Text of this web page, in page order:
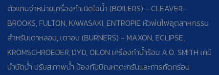
ตัวแทนจำหน่ายเครื่องกำเนิดไอน้ำ (BOILERS) - CLEAVER-
BROOKS, FULTON, KAWASAKI, ENTROPIE หัวพ่นไฟอุตสาหกรรม
สำหรับเตาหลอม, เตาอบ (BURNERS) - MAXON, ECLIPSE,
KROMSCHROEDER, DYD, OILON เครื่องทำน้ำร้อน A.O. SMITH เคมี
บำบัดน้ำ ปรับสภาพน้ำ ป้องกันปัญหาตะกรันและการกัดกร่อน